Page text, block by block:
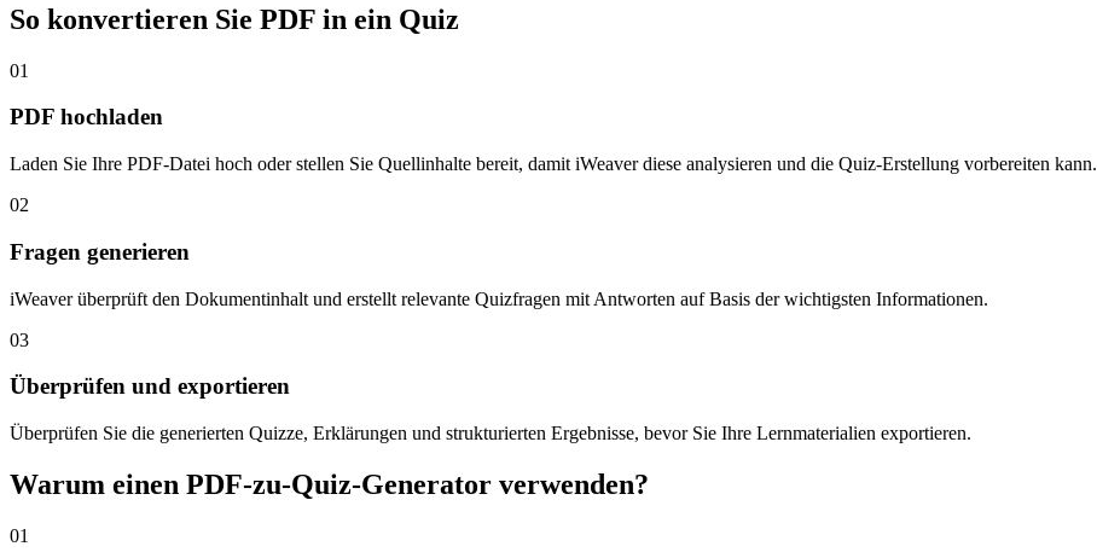
So konvertieren Sie PDF in ein Quiz
01
PDF hochladen
Laden Sie Ihre PDF-Datei hoch oder stellen Sie Quellinhalte bereit, damit iWeaver diese analysieren und die Quiz-Erstellung vorbereiten kann.
02
Fragen generieren
iWeaver überprüft den Dokumentinhalt und erstellt relevante Quizfragen mit Antworten auf Basis der wichtigsten Informationen.
03
Überprüfen und exportieren
Überprüfen Sie die generierten Quizze, Erklärungen und strukturierten Ergebnisse, bevor Sie Ihre Lernmaterialien exportieren.
Warum einen PDF-zu-Quiz-Generator verwenden?
01